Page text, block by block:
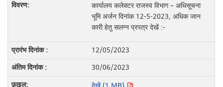
कार्यालय कलेक्टर राजस्व विभाग – अधिसूचना
भूमि अर्जन दिनांक 12-5-2023, अधिक जान
कारी हेतु सलग्न प्रपत्र देखें :-
12/05/2023
30/06/2023